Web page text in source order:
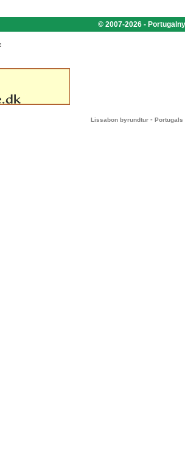
© 2007-2026 -
Lissabon byrundtur - Portugals